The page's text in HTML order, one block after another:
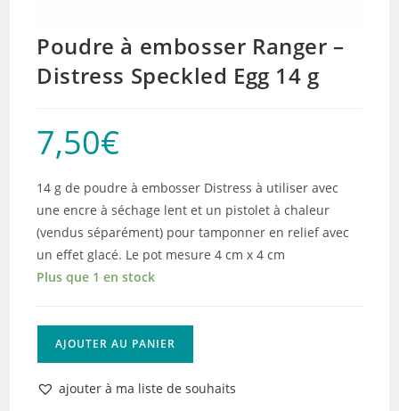
Poudre à embosser Ranger –
Distress Speckled Egg 14 g
7,50€
14 g de poudre à embosser Distress à utiliser avec
une encre à séchage lent et un pistolet à chaleur
(vendus séparément) pour tamponner en relief avec
un effet glacé. Le pot mesure 4 cm x 4 cm
Plus que 1 en stock
Poudre
AJOUTER AU PANIER
ajouter à ma liste de souhaits